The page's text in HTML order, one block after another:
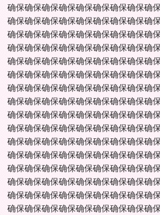
确保确保确保确保确保确保确保确保确
确保确保确保确保确保确保确保确保确
确保确保确保确保确保确保确保确保确
确保确保确保确保确保确保确保确保确
确保确保确保确保确保确保确保确保确
确保确保确保确保确保确保确保确保确
确保确保确保确保确保确保确保确保确
确保确保确保确保确保确保确保确保确
确保确保确保确保确保确保确保确保确
确保确保确保确保确保确保确保确保确
确保确保确保确保确保确保确保确保确
确保确保确保确保确保确保确保确保确
确保确保确保确保确保确保确保确保确
确保确保确保确保确保确保确保确保确
确保确保确保确保确保确保确保确保确
确保确保确保确保确保确保确保确保确